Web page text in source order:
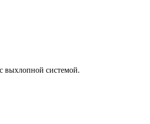
выхлопной системой.